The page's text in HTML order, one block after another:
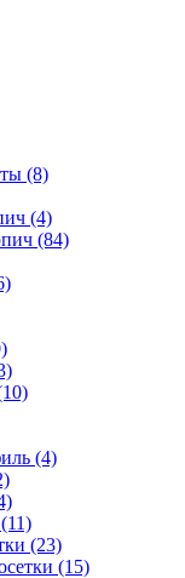
(8)
(4)
(84)
(4)
(23)
(15)